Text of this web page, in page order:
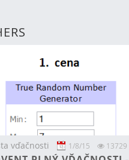
vďačnosti 1/8/15 13729